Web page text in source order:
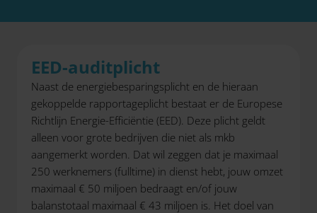
EED-auditplicht
Naast de energiebesparingsplicht en de hieraan
gekoppelde rapportageplicht bestaat er de Europese
Richtlijn Energie-Efficiëntie (EED). Deze plicht geldt
alleen voor grote bedrijven die niet als mkb
aangemerkt worden. Dat wil zeggen dat je maximaal
250 werknemers (fulltime) in dienst hebt, jouw omzet
maximaal € 50 miljoen bedraagt en/of jouw
balanstotaal maximaal € 43 miljoen is. Het doel van